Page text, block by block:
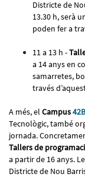
Districte de
13.30 h, serà
poden fer a
11 a 13 h -
a 14 anys en
samarretes,
través
A més, el Campus
Tecnològic, també
jornada.
Tallers de
a partir de 16 anys.
Districte de Nou